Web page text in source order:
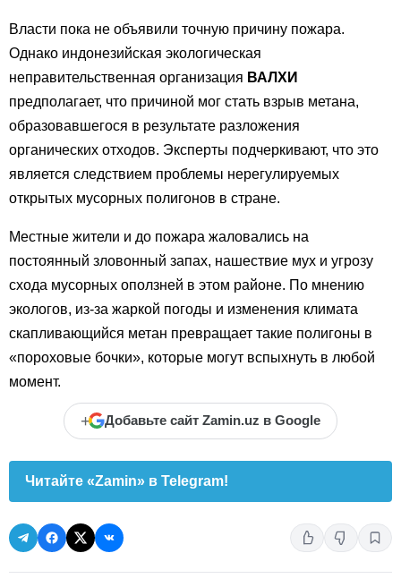
Власти пока не объявили точную причину пожара.
Однако индонезийская экологическая
неправительственная организация ВАЛХИ
предполагает, что причиной мог стать взрыв метана,
образовавшегося в результате разложения
органических отходов. Эксперты подчеркивают, что это
является следствием проблемы нерегулируемых
открытых мусорных полигонов в стране.
Местные жители и до пожара жаловались на
постоянный зловонный запах, нашествие мух и угрозу
схода мусорных оползней в этом районе. По мнению
экологов, из-за жаркой погоды и изменения климата
скапливающийся метан превращает такие полигоны в
«пороховые бочки», которые могут вспыхнуть в любой
момент.
+ Добавьте сайт Zamin.uz в Google
Читайте «Zamin» в Telegram!